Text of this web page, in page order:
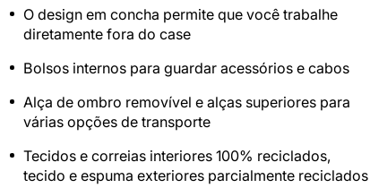
O design em concha permite que você trabalhe
diretamente fora do case
Bolsos internos para guardar acessórios e cabos
Alça de ombro removível e alças superiores para
várias opções de transporte
Tecidos e correias interiores 100% reciclados,
tecido e espuma exteriores parcialmente reciclados